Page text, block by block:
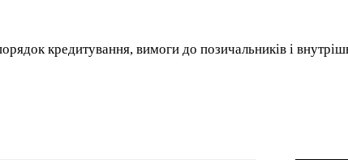
кредитування, вимоги до позичальників і